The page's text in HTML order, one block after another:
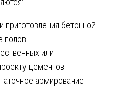
приготовления бетонной
полов
или
цементов
армирование